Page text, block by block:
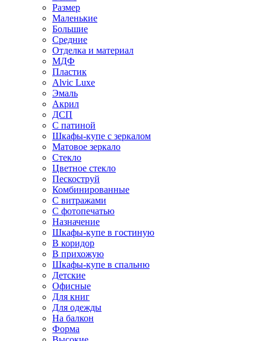
Размер
Маленькие
Большие
Средние
Отделка и материал
МДФ
Пластик
Alvic Luxe
Эмаль
Акрил
ДСП
С патиной
Шкафы-купе с зеркалом
Матовое зеркало
Стекло
Цветное стекло
Пескоструй
Комбинированные
С витражами
С фотопечатью
Назначение
Шкафы-купе в гостиную
В коридор
В прихожую
Шкафы-купе в спальню
Детские
Офисные
Для книг
Для одежды
На балкон
Форма